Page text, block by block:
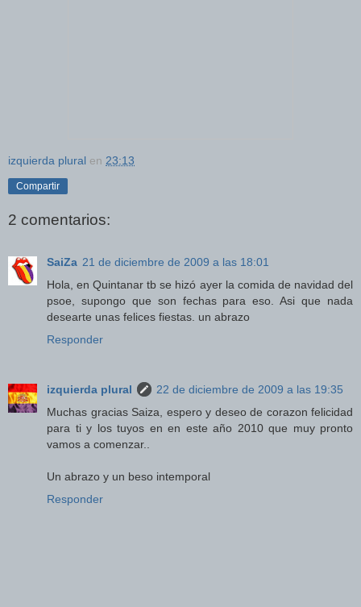
izquierda plural en 23:13
Compartir
2 comentarios:
SaiZa 21 de diciembre de 2009 a las 18:01
Hola, en Quintanar tb se hizó ayer la comida de navidad del
psoe, supongo que son fechas para eso. Asi que nada
desearte unas felices fiestas. un abrazo
Responder
izquierda plural
22 de diciembre de 2009 a las 19:35
Muchas gracias Saiza, espero y deseo de corazon felicidad
para ti y los tuyos en en este año 2010 que muy pronto
vamos a comenzar..
Un abrazo y un beso intemporal
Responder